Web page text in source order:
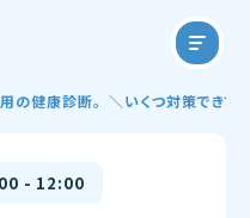
の健康診断。 ＼いくつ対策できて
- 12:00